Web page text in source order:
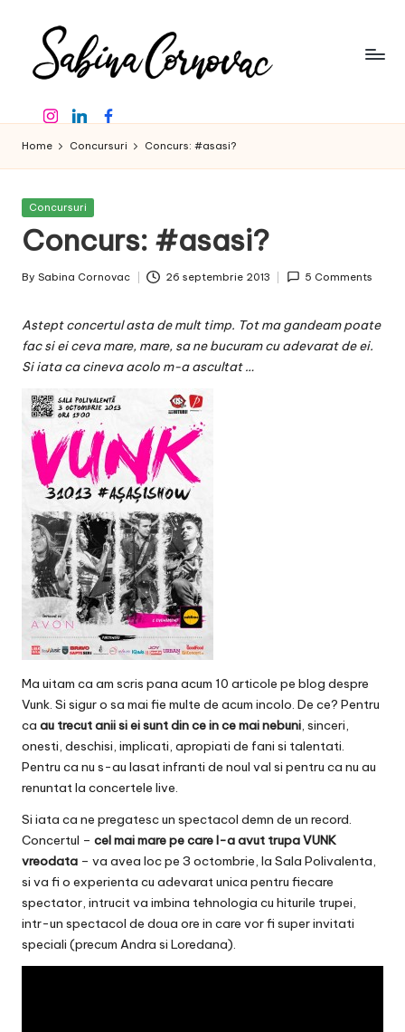
content
a
b
in
a
C
o
r
n
o
v
a
c
O
nl
in
e
creator
de
16
-
InstagramLinkedinFacebook
Home Concursuri Concurs: #asasi?
Posted
Concursuri
Concurs: #asasi?
Posted
By Sabina Cornovac 26 septembrie 2013 5 Comments
Astept concertul asta de mult timp. Tot ma gandeam poate
fac si ei ceva mare, mare, sa ne bucuram cu adevarat de ei.
Si iata ca cineva acolo m-a ascultat …
Ma uitam ca am scris pana acum 10 articole pe blog despre
Vunk. Si sigur o sa mai fie multe de acum incolo. De ce? Pentru
ca au trecut anii si ei sunt din ce in ce mai nebuni, sinceri,
onesti, deschisi, implicati, apropiati de fani si talentati.
Pentru ca nu s-au lasat infranti de noul val si pentru ca nu au
renuntat la concertele live.
Si iata ca ne pregatesc un spectacol demn de un record.
Concertul – cel mai mare pe care l-a avut trupa VUNK
vreodata – va avea loc pe 3 octombrie, la Sala Polivalenta,
si va fi o experienta cu adevarat unica pentru fiecare
spectator, intrucit va imbina tehnologia cu hiturile trupei,
intr-un spectacol de doua ore in care vor fi super invitati
speciali (precum Andra si Loredana).